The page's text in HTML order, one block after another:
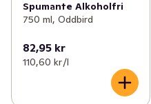
Spumante Alkoholfri
750 ml, Oddbird
82,95 kr
110,60 kr /l